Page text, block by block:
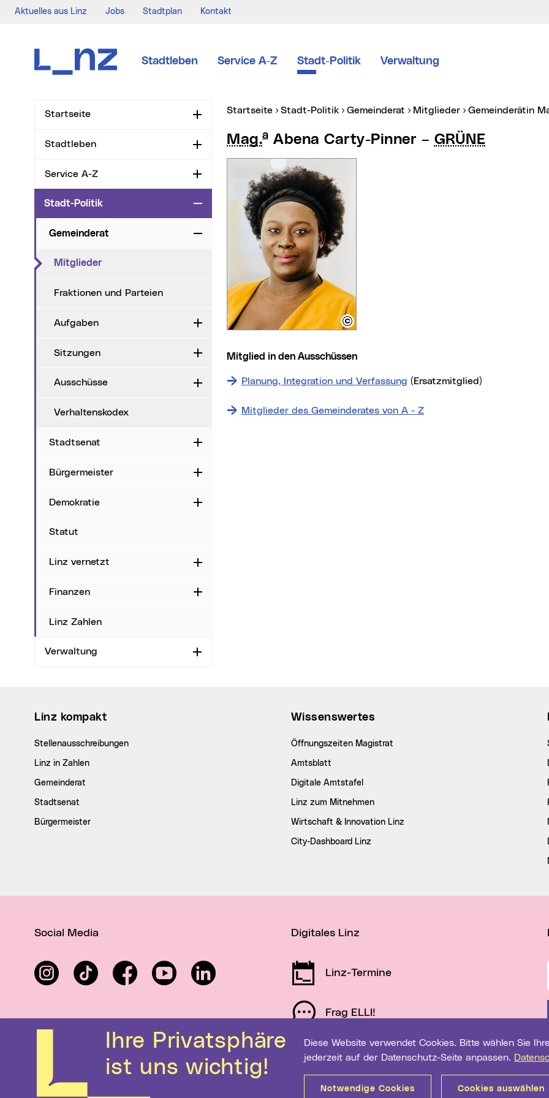
ist uns wichtig!
Diese Website verwendet Cookies. Bitte wählen Sie Ihre gewünschten Einstellungen. Diese können Sie
jederzeit auf der Datenschutz-Seite anpassen.
Notwendige Cookies Cookies auswählen
Aktuelles aus Linz Jobs Stadtplan Kontakt
Stadtleben Service A-Z Stadt-Politik Verwaltung
Startseite Aufklappen
Stadtleben Aufklappen
Service A-Z Aufklappen
Stadt-Politik Zuklappen
Gemeinderat Zuklappen
Mitglieder(aktueller Menüpunkt)
Fraktionen und Parteien
Aufgaben Aufklappen
Sitzungen Aufklappen
Ausschüsse Aufklappen
Verhaltenskodex
Stadtsenat Aufklappen
Bürgermeister Aufklappen
Demokratie Aufklappen
Statut
Linz vernetzt Aufklappen
Finanzen Aufklappen
Linz Zahlen
Verwaltung Aufklappen
Sie sind hier:
Startseite Stadt-Politik Gemeinderat Mitglieder Gemeinderätin
Mag.a Abena Carty-Pinner – GRÜNE
Mitglied in den Ausschüssen
Planung, Integration und Verfassung (Ersatzmitglied)
Mitglieder des Gemeinderates von A - Z
Linz kompakt
Stellenausschreibungen
Linz in Zahlen
Gemeinderat
Stadtsenat
Bürgermeister
Wissenswertes
Öffnungszeiten Magistrat
Amtsblatt
Digitale Amtstafel
Linz zum Mitnehmen
Wirtschaft & Innovation Linz
City-Dashboard Linz
Social Media
InstagramTikTok FacebookYouTube LinkedIn
Digitales Linz
Linz-Termine
Frag ELLI!
Schau auf Linz